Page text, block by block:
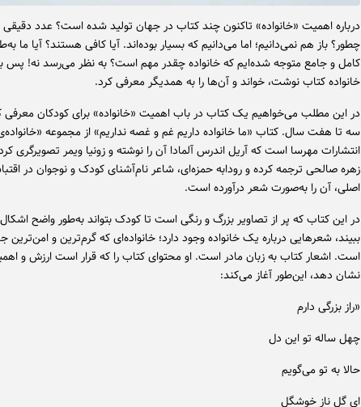
درباره اهمیت «خانواده» تاکنون چند کتاب در جهان تولید شده است؟ عدد دقیقی
چطور؟ باز هم نمی‌دانیم؛ اما می‌دانیم که بسیار بوده‌اند. آیا کافی هستند؟ آیا ما
کامل و جامع متوجه شده‌ایم که خانواده چقدر مهم است؟ به نظر می‌رسد نه! پس
خانواده کتاب نوشت، خواند و آن‌ها را به همدیگر معرفی کرد.
در این مطلب می‌خواهیم یک کتاب در باب اهمیت «خانواده» برای کودکان معرفی
سه تا هفت سال. کتاب «ما خانواده داریم غم و غصه نداریم» از مجموعه
انتشارات مهرسا است که آریل اندرس آلمادا آن را نوشته و زونیا ویمر تصویرگری
زهره صالحی ترجمه کرده و رودابه حمزه‌ای، شاعر نام‌آشنای کودک و نوجوان در
اصلی، آن را به‌صورت شعر درآورده است.
در این کتاب که پر از تصاویر بزرگ و رنگی است تا کودک بتواند به‌طور واضح
ببیند، شعرهایی درباره یک خانواده وجود دارد؛ خانواده‌ای که گرم‌ترین و
است. اشعار کتاب به زبان مادر است. او محتوای کتاب را که قرار است ارزش و
نشان دهد، این‌طور آغاز می‌کند:
«راز بزرگی دارم
چهل ساله تو این دل
حالا به تو می‌گویم
ای گلِ نازِ خوشگل